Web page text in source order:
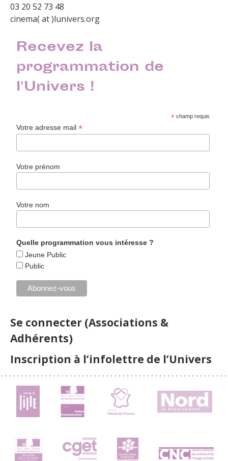
03 20 52 73 48
cinema( at )lunivers.org
Recevez la
programmation de
l'Univers !
* champ requis
Votre adresse mail*
Votre prénom
Votre nom
Quelle programmation vous intéresse ?
Jeune Public
Public
Se connecter (Associations &
Adhérents)
Inscription à l’infolettre de l’Univers